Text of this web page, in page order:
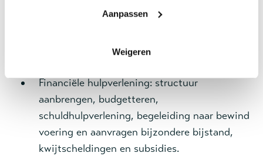
Aanpassen
Weigeren
Contactformulier Intermediaire verhuur:
Organisatie *
emailadres *
Financiële hulpverlening: structuur
aanbrengen, budgetteren,
schuldhulpverlening, begeleiding naar bewind
voering en aanvragen bijzondere bijstand,
kwijtscheldingen en subsidies.